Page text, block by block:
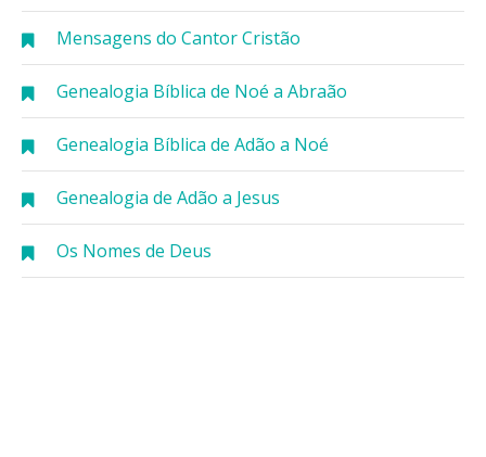
Mensagens do Cantor Cristão
Genealogia Bíblica de Noé a Abraão
Genealogia Bíblica de Adão a Noé
Genealogia de Adão a Jesus
Os Nomes de Deus